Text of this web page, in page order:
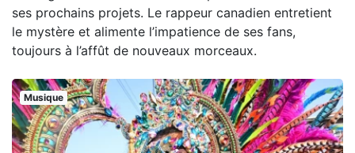
ses prochains projets. Le rappeur canadien entretient
le mystère et alimente l’impatience de ses fans,
toujours à l’affût de nouveaux morceaux.
Musique